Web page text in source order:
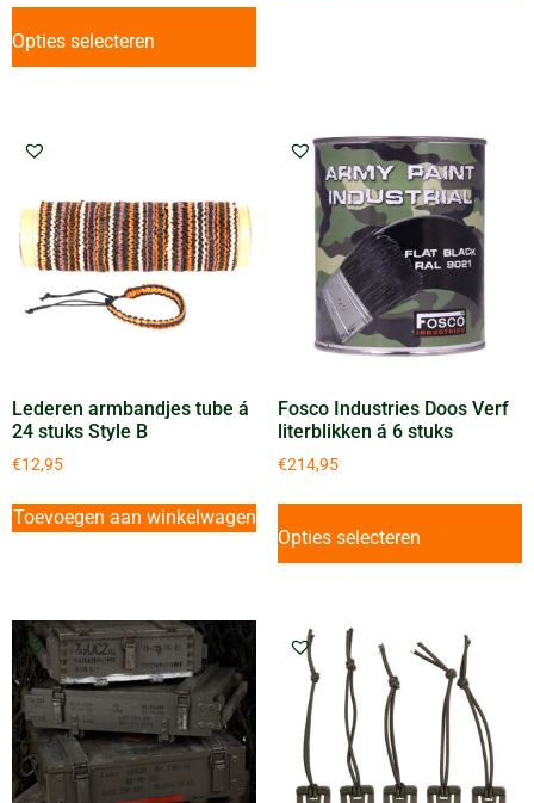
Opties selecteren
Lederen armbandjes tube á
24 stuks Style B
€12,95
Toevoegen aan winkelwagen
Fosco Industries Doos Verf
literblikken á 6 stuks
€214,95
Opties selecteren